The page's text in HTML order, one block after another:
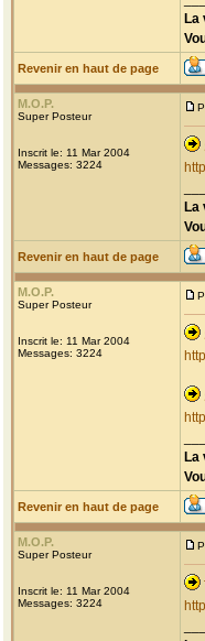
La
Revenir en haut de page
M.O.P.
Super Posteur
Inscrit le: 11 Mar 2004
Messages: 3224
La
Revenir en haut de page
M.O.P.
Super Posteur
Inscrit le: 11 Mar 2004
Messages: 3224
La
Revenir en haut de page
M.O.P.
Super Posteur
Inscrit le: 11 Mar 2004
Messages: 3224